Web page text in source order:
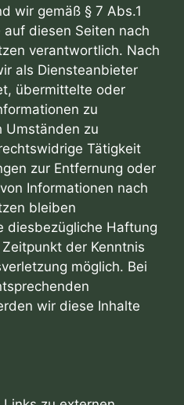
wir gemäß § 7 Abs.1
diesen Seiten nach
verantwortlich. Nach
als Diensteanbieter
übermittelte oder
zu
Umständen zu
Tätigkeit
zur Entfernung oder
Informationen nach
bleiben
diesbezügliche Haftung
der Kenntnis
möglich. Bei
wir diese Inhalte